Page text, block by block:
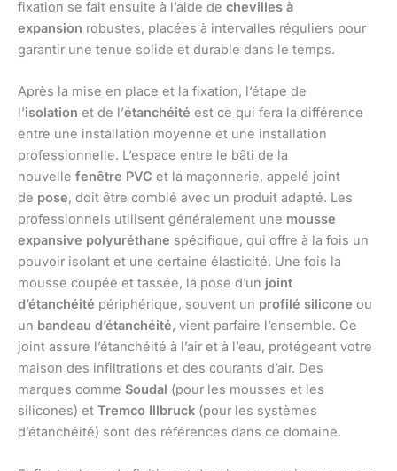
fixation se fait ensuite à l’aide de chevilles à
expansion robustes, placées à intervalles réguliers pour
garantir une tenue solide et durable dans le temps.
Après la mise en place et la fixation, l’étape de
l’isolation et de l’étanchéité est ce qui fera la différence
entre une installation moyenne et une installation
professionnelle. L’espace entre le bâti de la
nouvelle fenêtre PVC et la maçonnerie, appelé joint
de pose, doit être comblé avec un produit adapté. Les
professionnels utilisent généralement une mousse
expansive polyuréthane spécifique, qui offre à la fois un
pouvoir isolant et une certaine élasticité. Une fois la
mousse coupée et tassée, la pose d’un joint
d’étanchéité périphérique, souvent un profilé silicone ou
un bandeau d’étanchéité, vient parfaire l’ensemble. Ce
joint assure l’étanchéité à l’air et à l’eau, protégeant votre
maison des infiltrations et des courants d’air. Des
marques comme Soudal (pour les mousses et les
silicones) et Tremco Illbruck (pour les systèmes
d’étanchéité) sont des références dans ce domaine.